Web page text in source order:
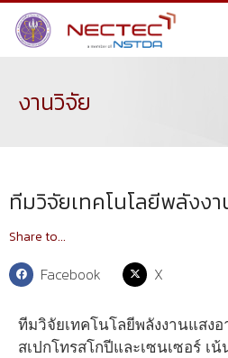
งานวิจัย
ทีมวิจัยเทคโนโลยีพลังง
Share to...
Facebook X
ทีมวิจัยเทคโนโลยีพลังงานแสง
สเปกโทรสโกปีและเซนเซอร์ เ